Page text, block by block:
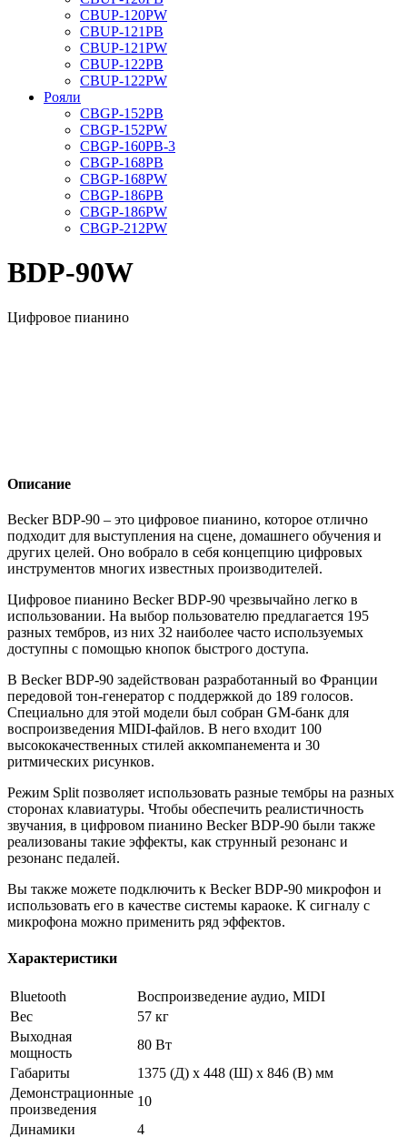
CBUP-120PW
CBUP-121PB
CBUP-121PW
CBUP-122PB
CBUP-122PW
Рояли
CBGP-152PB
CBGP-152PW
CBGP-160PB-3
CBGP-168PB
CBGP-168PW
CBGP-186PB
CBGP-186PW
CBGP-212PW
BDP-90W
Цифровое пианино
Описание
Becker BDP-90 – это цифровое пианино, которое отлично
подходит для выступления на сцене, домашнего обучения и
других целей. Оно вобрало в себя концепцию цифровых
инструментов многих известных производителей.
Цифровое пианино Becker BDP-90 чрезвычайно легко в
использовании. На выбор пользователю предлагается 195
разных тембров, из них 32 наиболее часто используемых
доступны с помощью кнопок быстрого доступа.
В Becker BDP-90 задействован разработанный во Франции
передовой тон-генератор с поддержкой до 189 голосов.
Специально для этой модели был собран GM-банк для
воспроизведения MIDI-файлов. В него входит 100
высококачественных стилей аккомпанемента и 30
ритмических рисунков.
Режим Split позволяет использовать разные тембры на разных
сторонах клавиатуры. Чтобы обеспечить реалистичность
звучания, в цифровом пианино Becker BDP-90 были также
реализованы такие эффекты, как струнный резонанс и
резонанс педалей.
Вы также можете подключить к Becker BDP-90 микрофон и
использовать его в качестве системы караоке. К сигналу с
микрофона можно применить ряд эффектов.
Характеристики
Bluetooth
Воспроизведение аудио, MIDI
Вес
57 кг
Выходная
мощность
80 Вт
Габариты
1375 (Д) х 448 (Ш) х 846 (В) мм
Демонстрационные
произведения
10
Динамики
4